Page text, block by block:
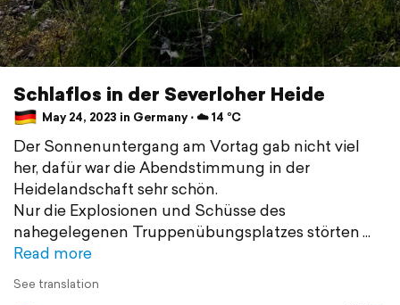
Schlaflos in der Severloher Heide
May 24, 2023 in Germany ⋅ ☁️ 14 °C
Der Sonnenuntergang am Vortag gab nicht viel
her, dafür war die Abendstimmung in der
Heidelandschaft sehr schön.
Nur die Explosionen und Schüsse des
nahegelegenen Truppenübungsplatzes störten
Read more
See translation